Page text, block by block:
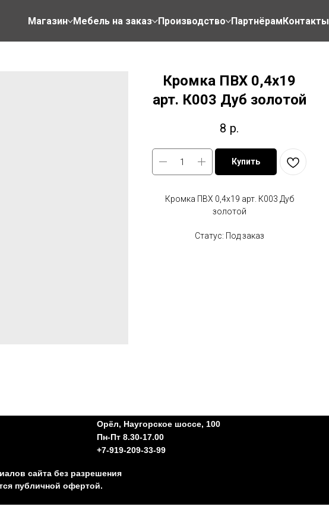
Магазин Мебель на заказ Производство ПартнёрамКонтакты
Кромка ПВХ 0,4х19
арт. К003 Дуб золотой
8 р.
Купить
Кромка ПВХ 0,4х19 арт. К003 Дуб
золотой
Статус: Под заказ
сайта без разрешения
публичной офертой.
Орёл, Наугорское шоссе, 100
Пн-Пт 8.30-17.00
+7-919-209-33-99